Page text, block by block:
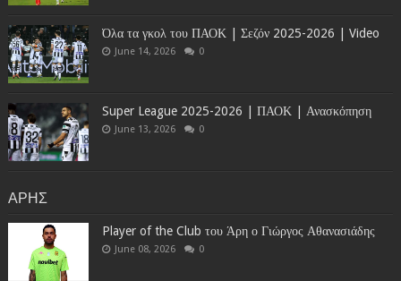
Όλα τα γκολ του ΠΑΟΚ | Σεζόν 2025-2026 | Video
June 14, 2026 0
Super League 2025-2026 | ΠΑΟΚ | Ανασκόπηση
June 13, 2026 0
ΑΡΗΣ
Player of the Club του Άρη ο Γιώργος Αθανασιάδης
June 08, 2026 0